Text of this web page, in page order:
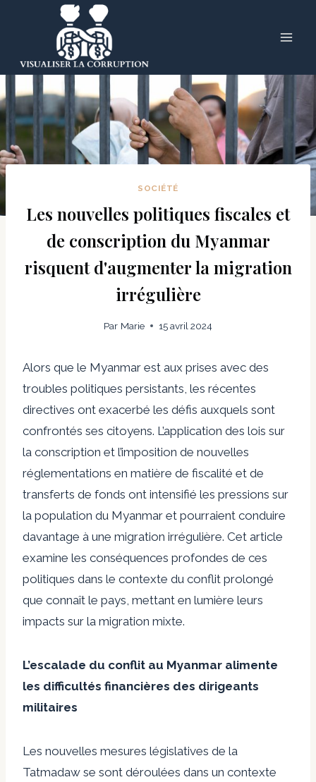
SOCIÉTÉ
Les nouvelles politiques fiscales et
de conscription du Myanmar
risquent d'augmenter la migration
irrégulière
Par Marie 15 avril 2024
Alors que le Myanmar est aux prises avec des
troubles politiques persistants, les récentes
directives ont exacerbé les défis auxquels sont
confrontés ses citoyens. L’application des lois sur
la conscription et l’imposition de nouvelles
réglementations en matière de fiscalité et de
transferts de fonds ont intensifié les pressions sur
la population du Myanmar et pourraient conduire
davantage à une migration irrégulière. Cet article
examine les conséquences profondes de ces
politiques dans le contexte du conflit prolongé
que connaît le pays, mettant en lumière leurs
impacts sur la migration mixte.
L’escalade du conflit au Myanmar alimente
les difficultés financières des dirigeants
militaires
Les nouvelles mesures législatives de la
Tatmadaw se sont déroulées dans un contexte